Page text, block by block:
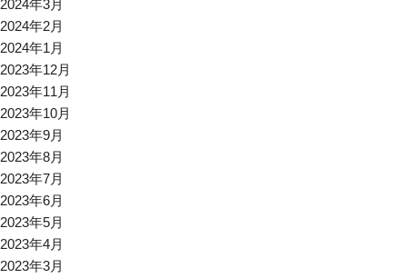
2024年3月
2024年2月
2024年1月
2023年12月
2023年11月
2023年10月
2023年9月
2023年8月
2023年7月
2023年6月
2023年5月
2023年4月
2023年3月